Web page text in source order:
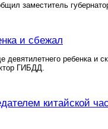
заместитель
и сбежал
девятилетнего ребенка и
ГИБДД.
китайской